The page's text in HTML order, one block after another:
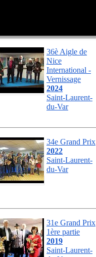
36è Aigle de
Nice
International -
Vernissage
2024
Saint-Laurent-
du-Var
34e Grand Prix
2022
Saint-Laurent-
du-Var
31e Grand Prix
1ère partie
2019
Saint-Laurent-